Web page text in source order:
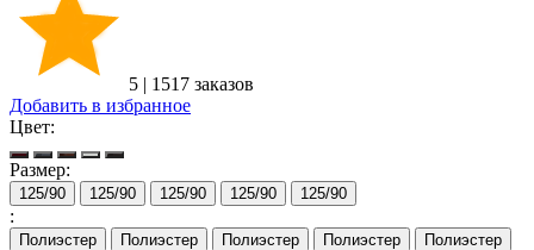
5 | 1517 заказов
Добавить в избранное
Цвет:
Размер:
125/90 125/90 125/90 125/90 125/90
:
Полиэстер Полиэстер Полиэстер Полиэстер Полиэстер